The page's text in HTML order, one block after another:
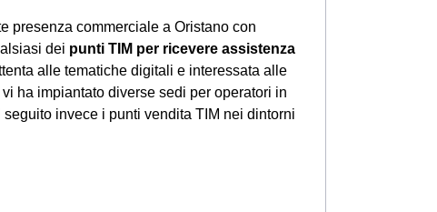
presenza commerciale a Oristano con
dei punti TIM per ricevere assistenza
alle tematiche digitali e interessata alle
ha impiantato diverse sedi per operatori in
seguito invece i punti vendita TIM nei dintorni